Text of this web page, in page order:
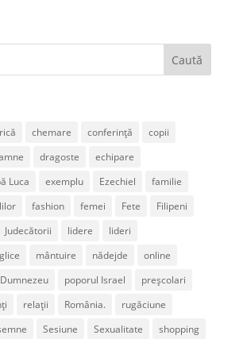
chemare conferință
copii
dragoste
echipare
Luca
exemplu Ezechiel
familie
fashion femei Fete
Filipeni
Judecătorii lidere
lideri
mântuire nădejde
online
poporul Israel
preșcolari
relații România.
rugăciune
Sesiune Sexualitate
shopping